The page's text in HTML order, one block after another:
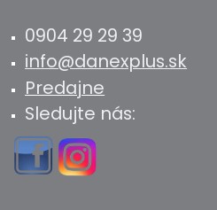
0904 29 29 39
info@danexplus.sk
Predajne
Sledujte nás: